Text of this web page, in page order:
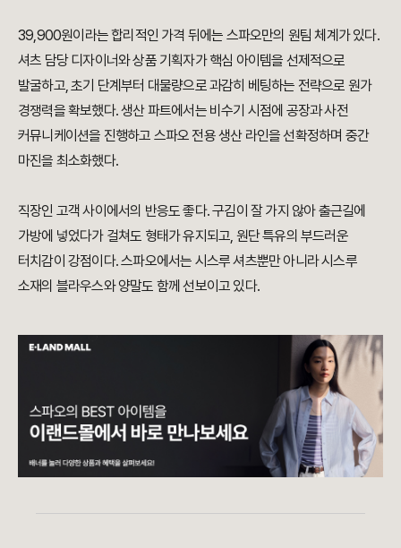
39,900원이라는 합리적인 가격 뒤에는 스파오만의 원팀 체계가 있다.
셔츠 담당 디자이너와 상품 기획자가 핵심 아이템을 선제적으로
발굴하고, 초기 단계부터 대물량으로 과감히 베팅하는 전략으로 원가
경쟁력을 확보했다. 생산 파트에서는 비수기 시점에 공장과 사전
커뮤니케이션을 진행하고 스파오 전용 생산 라인을 선확정하며 중간
마진을 최소화했다.
직장인 고객 사이에서의 반응도 좋다. 구김이 잘 가지 않아 출근길에
가방에 넣었다가 걸쳐도 형태가 유지되고, 원단 특유의 부드러운
터치감이 강점이다. 스파오에서는 시스루 셔츠뿐만 아니라 시스루
소재의 블라우스와 양말도 함께 선보이고 있다.